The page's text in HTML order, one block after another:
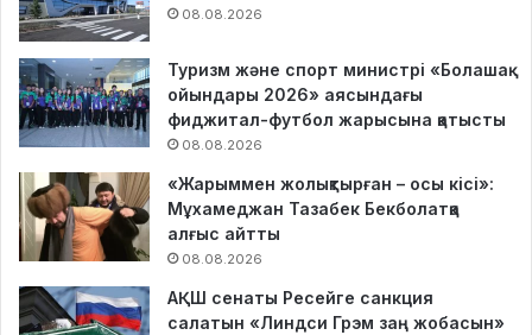
08.08.2026
Туризм және спорт министрі «Болашақ
ойындары 2026» аясындағы
фиджитал-футбол жарысына қатысты
08.08.2026
«Жарыммен жолықтырған – осы кісі»:
Мұхамеджан Тазабек Бекболатқа
алғыс айтты
08.08.2026
АҚШ сенаты Ресейге санкция
салатын «Линдси Грэм заң жобасын»